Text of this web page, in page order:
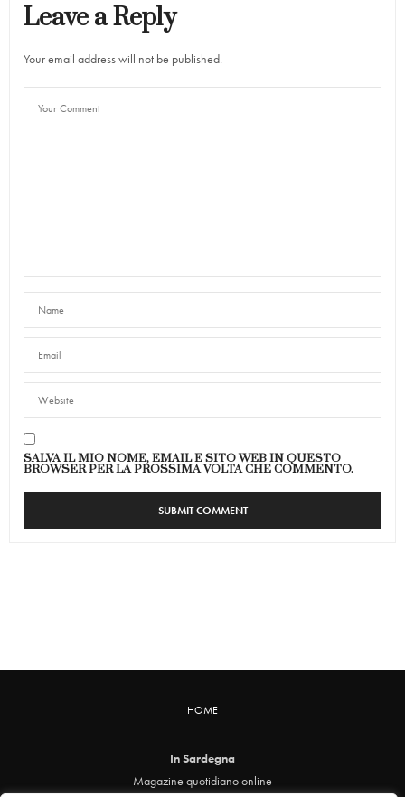
Leave a Reply
Your email address will not be published.
SALVA IL MIO NOME, EMAIL E SITO WEB IN QUESTO
BROWSER PER LA PROSSIMA VOLTA CHE COMMENTO.
HOME
In Sardegna
Magazine quotidiano online